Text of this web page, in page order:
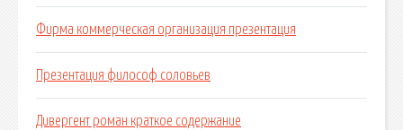
Фирма коммерческая организация презентация
Презентация философ соловьев
Дивергент роман краткое содержание